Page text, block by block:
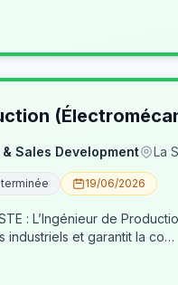
Sales Development La
19/06/2026
: L’Ingénieur de
industriels et garantit la co…